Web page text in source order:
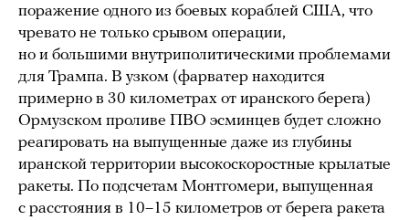
поражение одного из боевых кораблей США, что
чревато не только срывом операции,
но и большими внутриполитическими проблемами
для Трампа. В узком (фарватер находится
примерно в 30 километрах от иранского берега)
Ормузском проливе ПВО эсминцев будет сложно
реагировать на выпущенные даже из глубины
иранской территории высокоскоростные крылатые
ракеты. По подсчетам Монтгомери, выпущенная
с расстояния в 10–15 километров от берега ракета